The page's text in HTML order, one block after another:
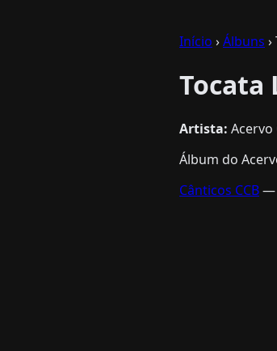
Início ›Álbuns
Tocata
Artista: Acervo
Álbum do
Cânticos CCB—